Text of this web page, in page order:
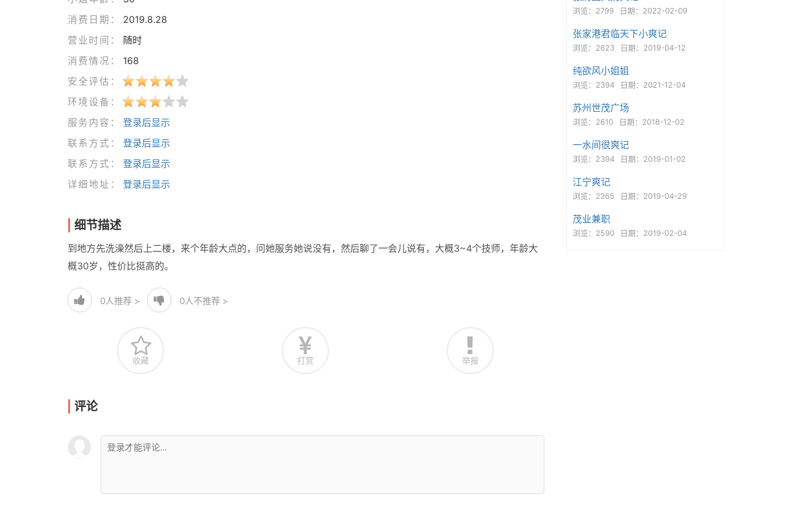
消费日期：
2019.8.28
营业时间：
随时
消费情况：
168
安全评估：
环境设备：
服务内容：
登录后显示
联系方式：
登录后显示
联系方式：
登录后显示
详细地址：
登录后显示
细节描述
到地方先洗澡然后上二楼，来个年龄大点的，问她服务她说没有，然后聊了一会儿说有，大概3~4个技师，年龄大
概30岁，性价比挺高的。
0人推荐 > 0人不推荐 >
收藏 打赏 举报
评论
浏览：2799 日期：2022-02-09
张家港君临天下小爽记
浏览：2623 日期：2019-04-12
纯欲风小姐姐
浏览：2394 日期：2021-12-04
苏州世茂广场
浏览：2610 日期：2018-12-02
一水间很爽记
浏览：2394 日期：2019-01-02
江宁爽记
浏览：2265 日期：2019-04-29
茂业兼职
浏览：2590 日期：2019-02-04